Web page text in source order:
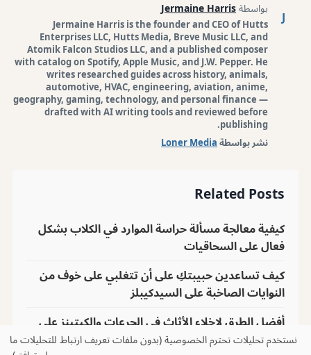
J
بواسطة Jermaine Harris
Jermaine Harris is the founder and CEO of Hutts
Enterprises LLC, Hutts Media, Breve Music LLC, and
Atomik Falcon Studios LLC, and a published composer
with catalog on Spotify, Apple Music, and J.W. Pepper. He
writes researched guides across history, animals,
automotive, HVAC, engineering, aviation, anime,
geography, gaming, technology, and personal finance —
drafted with AI writing tools and reviewed before
publishing.
نشر بواسطة Loner Media
Related Posts
كيفية معالجة مسألة حراسة الموارد في الكلاب بشكل
فعال على السحاقيات
كيف تساعدين حبيبتكِ على أن تتغلبي على خوف من
النوايات الصاخبة على السيدكيبلز
أفضل الطرق لإخلاء الأثاث في الجرعات والكيتينز على
الساكيبل.
نستخدم تحليلات تحترم الخصوصية (بدون ملفات تعريف ارتباط للتحليلات ما